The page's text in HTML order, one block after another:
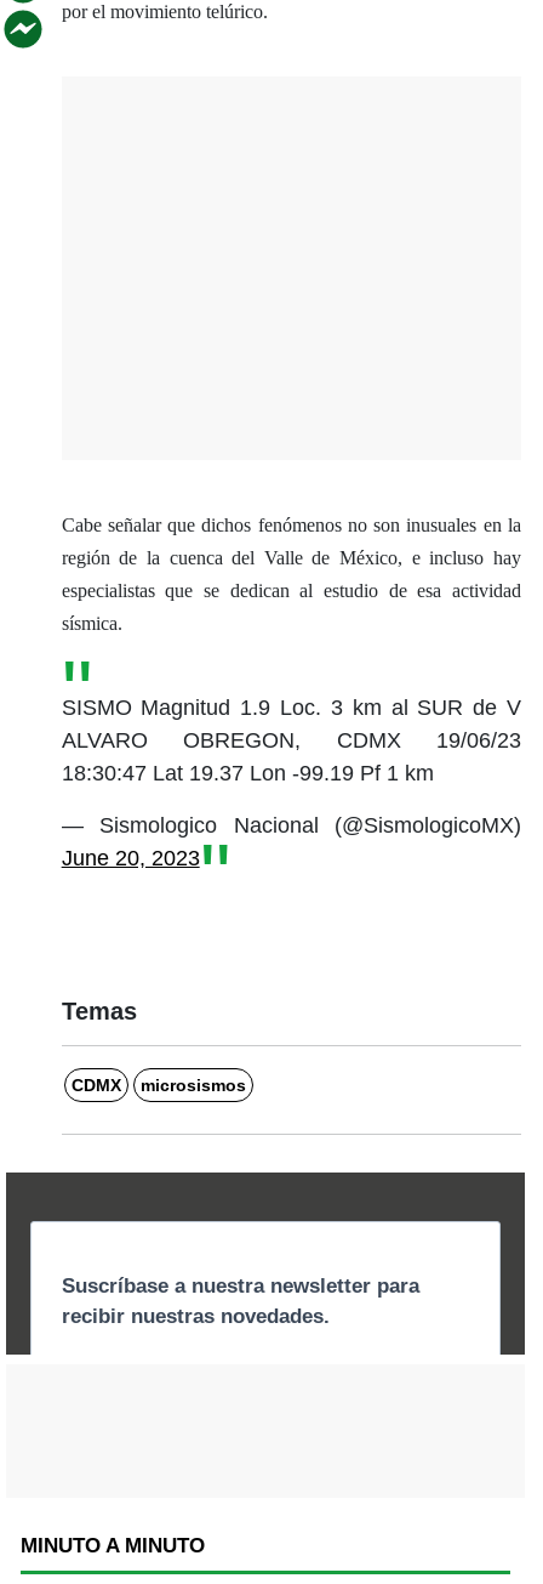
por el movimiento telúrico.
Cabe señalar que dichos fenómenos no son inusuales en la
región de la cuenca del Valle de México, e incluso hay
especialistas que se dedican al estudio de esa actividad
sísmica.
SISMO Magnitud 1.9 Loc. 3 km al SUR de V
ALVARO OBREGON, CDMX 19/06/23
18:30:47 Lat 19.37 Lon -99.19 Pf 1 km
— Sismologico Nacional (@SismologicoMX)
June 20, 2023
Temas
CDMX microsismos
MINUTO A MINUTO